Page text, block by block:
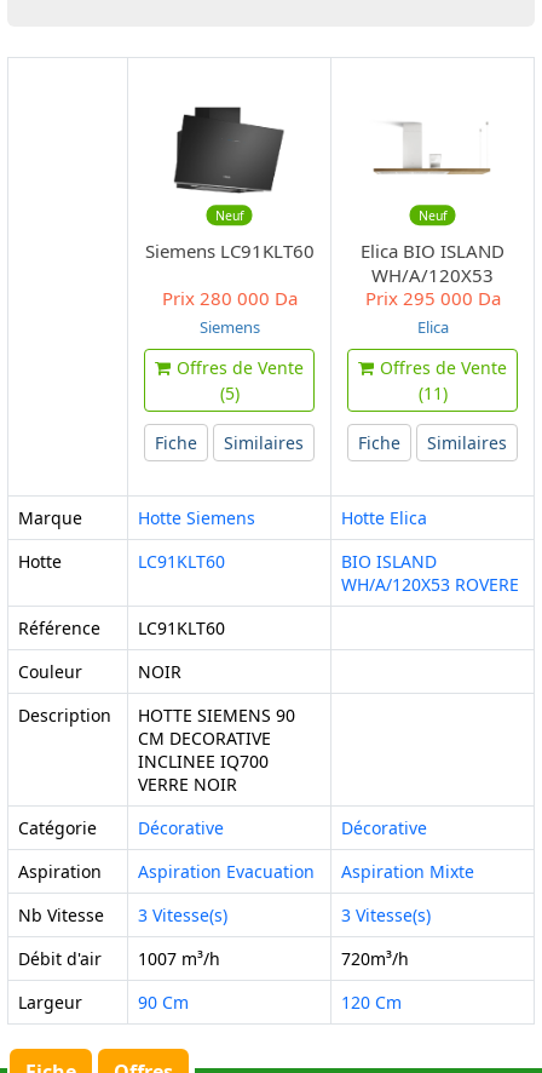
Neuf
Siemens LC91KLT60
Prix280 000 Da
Siemens
Offres de Vente
(5)
Fiche Similaires
Neuf
Elica BIO ISLAND
WH/A/120X53
ROVERE
Prix295 000 Da
Elica
Offres de Vente
(11)
Fiche Similaires
Marque Hotte Siemens
Hotte Elica
Hotte
LC91KLT60
BIO ISLAND
WH/A/120X53 ROVERE
Référence
LC91KLT60
Couleur
NOIR
Description
HOTTE SIEMENS 90
CM DECORATIVE
INCLINEE IQ700
VERRE NOIR
Catégorie
Décorative
Décorative
Aspiration
Aspiration Evacuation
Aspiration Mixte
Nb Vitesse
3 Vitesse(s)
3 Vitesse(s)
Débit d'air
1007 m³/h
720m³/h
Largeur
90 Cm 120 Cm